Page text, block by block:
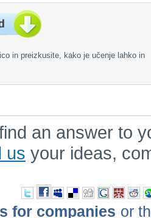
in preizkusite, kako je učenje lahko in
an answer to
us your ideas,
for companies or